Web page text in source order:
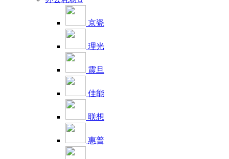
京瓷
理光
震旦
佳能
联想
惠普